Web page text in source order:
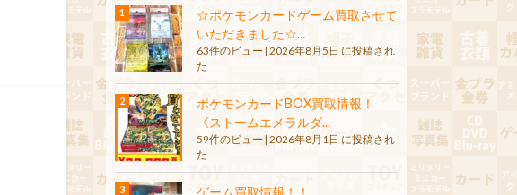
☆ポケモンカードゲーム買取させて
いただきました☆...
63件のビュー
2026年8月5日 に投稿され
た
ポケモンカードBOX買取情報！
《ストームエメラルダ...
59件のビュー | 2026年8月1日 に投稿され
た
ゲーム買取情報！！